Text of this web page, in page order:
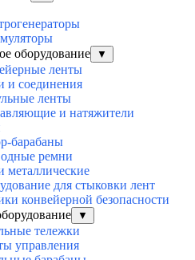
оборудование
▼
ленты
и соединения
ленты
и натяжители
барабаны
ремни
металлические
для стыковки лент
конвейерной безопасности
▼
тележки
управления